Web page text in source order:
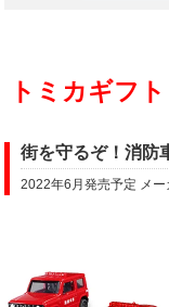
トミカギフト
街を守るぞ！消防
2022年6月発売予定 メ